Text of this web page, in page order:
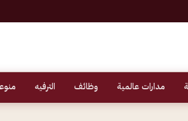
مدارات عالمية وظائف الترفيه